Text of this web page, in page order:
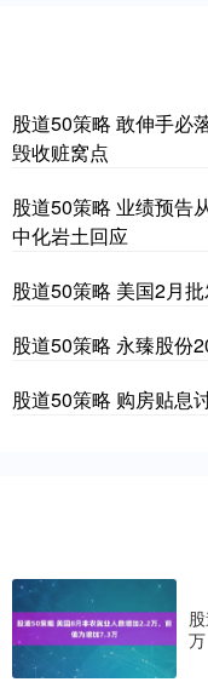
股道50策略 敢伸手必
毁收赃窝点
股道50策略 业绩预告
中化岩土回应
股道50策略 美国2月
股道50策略 永臻股份
股道50策略 购房贴息